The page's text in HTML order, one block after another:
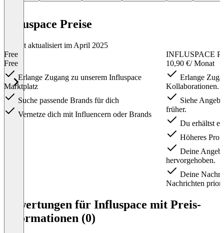
Influspace Preise
Zuletzt aktualisiert im April 2025
Free
Free
Erlange Zugang zu unserem Influspace
Marktplatz
Suche passende Brands für dich
Vernetze dich mit Influencern oder Brands
INFLUSPACE
10,90 €/ Monat
Erlange
Kollaborationen.
Siehe
früher.
Du erhältst
Höheres
Deine
hervorgehoben.
Deine
Nachrichten
Bewertungen für Influspace mit Preis-
Informationen (0)